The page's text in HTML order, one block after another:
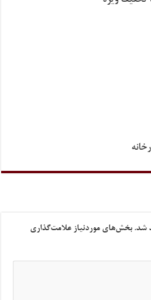
شد. بخش‌های موردنیاز علامت‌گذاری